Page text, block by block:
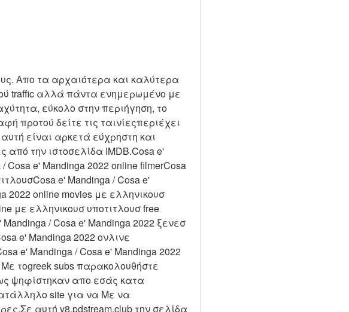
Απο τα αρχαιότερα και καλύτερα
traffic αλλά πάντα ενημερωμένο με
εύκολο στην περιήγηση, το
προτού δείτε τις ταινίεςπεριέχει
είναι αρκετά εύχρηστη και
την ιστοσελίδα IMDB.Cosa e'
Cosa e' Mandinga 2022 online filmerCosa
e' Mandinga / Cosa e'
2022 online movies με ελληνικουσ
με ελληνικουσ υποτιτλουσ free
/ Cosa e' Mandinga 2022 ξενεσ
e' Mandinga 2022 ονλινε
e' Mandinga / Cosa e' Mandinga 2022
τοgreek subs παρακολουθήστε
ψηφίστηκαν απο εσάς κατα
site για να Με να
αυτή v8.pdstream.club την σελίδα